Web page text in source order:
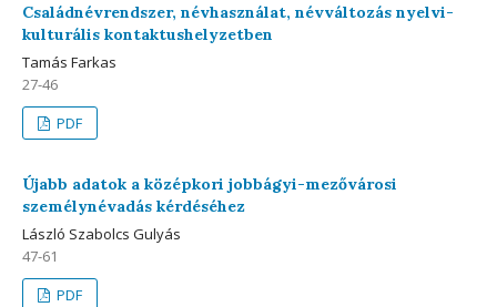
Családnévrendszer, névhasználat, névváltozás nyelvi-
kulturális kontaktushelyzetben
Tamás Farkas
27-46
PDF
Újabb adatok a középkori jobbágyi-mezővárosi
személynévadás kérdéséhez
László Szabolcs Gulyás
47-61
PDF